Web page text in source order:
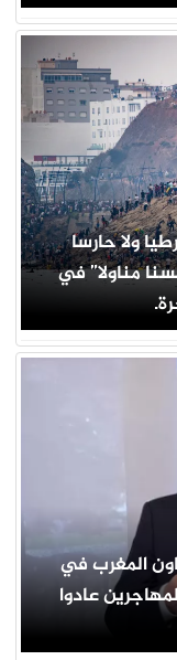
ولا حارسا
مناولا” في
المغرب في
عادوا